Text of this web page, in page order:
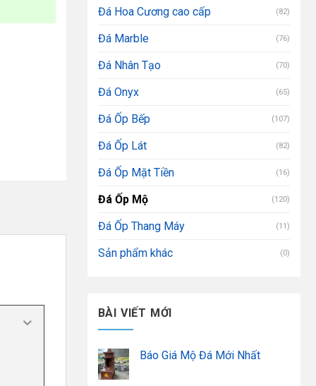
Đá Hoa Cương cao cấp (82)
Đá Marble (76)
Đá Nhân Tạo (70)
Đá Onyx (65)
Đá Ốp Bếp (107)
Đá Ốp Lát (82)
Đá Ốp Mặt Tiền (16)
Đá Ốp Mộ (120)
Đá Ốp Thang Máy (11)
Sản phẩm khác (0)
BÀI VIẾT MỚI
Báo Giá Mộ Đá Mới Nhất